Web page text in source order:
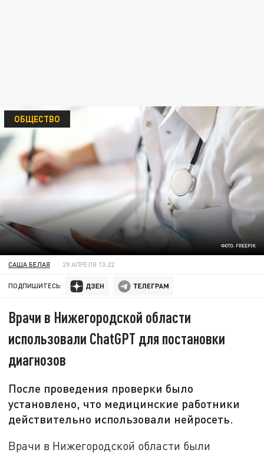
ФОТО: FREEPIK
ОБЩЕСТВО
САША БЕЛАЯ 29 АПРЕЛЯ 13:22
ПОДПИШИТЕСЬ:
Врачи в Нижегородской области
использовали ChatGPT для постановки
диагнозов
После проведения проверки было
установлено, что медицинские работники
действительно использовали нейросеть.
Врачи в Нижегородской области были